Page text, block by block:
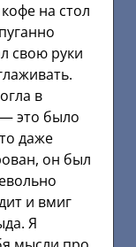
на стол
свою руки
в
— это было
даже
он был
и вмиг
Я